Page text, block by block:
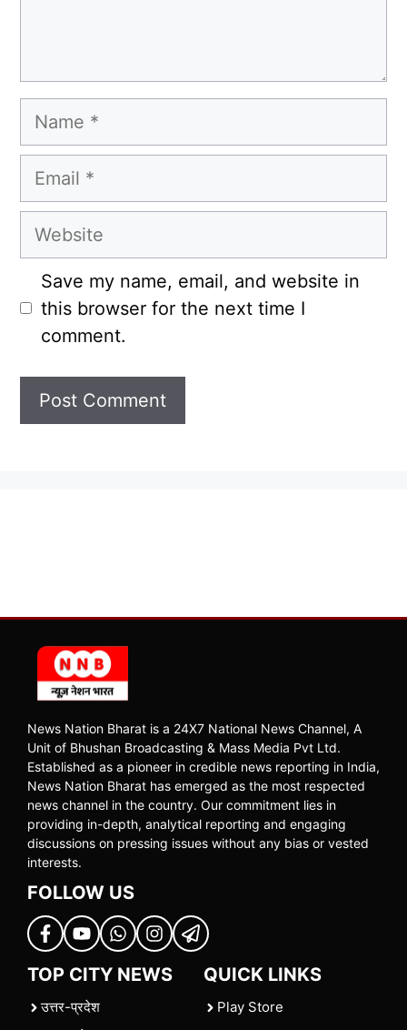
Name
Email
Website
Save my name, email, and website in
this browser for the next time I
comment.
News Nation Bharat is a 24X7 National News Channel, A
Unit of Bhushan Broadcasting & Mass Media Pvt Ltd.
Established as a pioneer in credible news reporting in India,
News Nation Bharat has emerged as the most respected
news channel in the country. Our commitment lies in
providing in-depth, analytical reporting and engaging
discussions on pressing issues without any bias or vested
interests.
FOLLOW US
TOP CITY NEWS
उत्तर-प्रदेश
QUICK LINKS
Play Store